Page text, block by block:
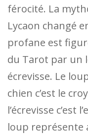
férocité. La
Lycaon changé
profane est
du Tarot par un
écrevisse. Le
chien c’est le
l’écrevisse c’est
loup représente